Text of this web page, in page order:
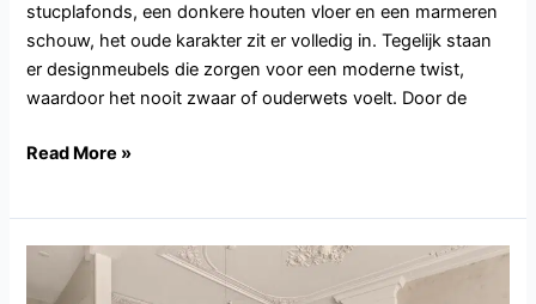
stucplafonds, een donkere houten vloer en een marmeren
schouw, het oude karakter zit er volledig in. Tegelijk staan
er designmeubels die zorgen voor een moderne twist,
waardoor het nooit zwaar of ouderwets voelt. Door de
Read More »
NH135.Haarlem